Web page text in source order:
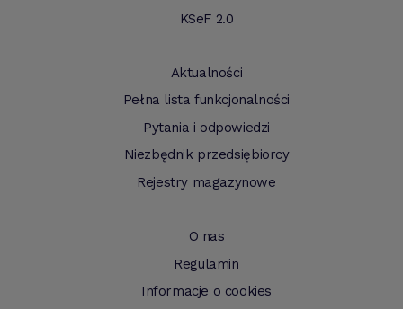
KSeF 2.0
Aktualności
Pełna lista funkcjonalności
Pytania i odpowiedzi
Niezbędnik przedsiębiorcy
Rejestry magazynowe
O nas
Regulamin
Informacje o cookies